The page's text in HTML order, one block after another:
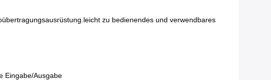
zu bedienendes und verwendbares
Eingabe/Ausgabe